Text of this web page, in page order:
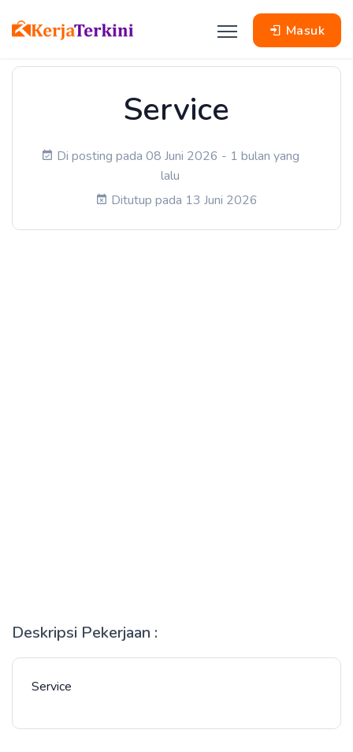
Masuk
Service
Di posting pada 08 Juni 2026 - 1 bulan yang
lalu
Ditutup pada 13 Juni 2026
Deskripsi Pekerjaan :
Service